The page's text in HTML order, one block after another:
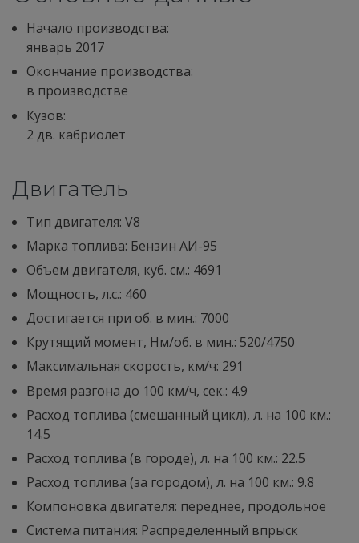
Начало производства:
январь 2017
Окончание производства:
в производстве
Кузов:
2 дв. кабриолет
Двигатель
Тип двигателя: V8
Марка топлива: Бензин АИ-95
Объем двигателя, куб. см.: 4691
Мощность, л.с.: 460
Достигается при об. в мин.: 7000
Крутящий момент, Нм/об. в мин.: 520/4750
Максимальная скорость, км/ч: 291
Время разгона до 100 км/ч, сек.: 4.9
Расход топлива (смешанный цикл), л. на 100 км.:
14.5
Расход топлива (в городе), л. на 100 км.: 22.5
Расход топлива (за городом), л. на 100 км.: 9.8
Компоновка двигателя: переднее, продольное
Система питания: Распределенный впрыск